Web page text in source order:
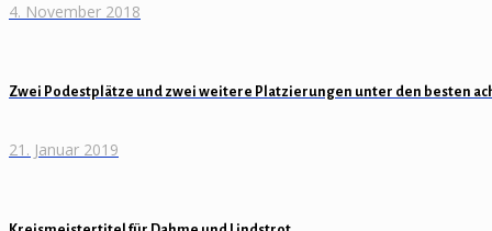
4. November 2018
Zwei Podestplätze und zwei weitere Platzierungen unter den besten
21. Januar 2019